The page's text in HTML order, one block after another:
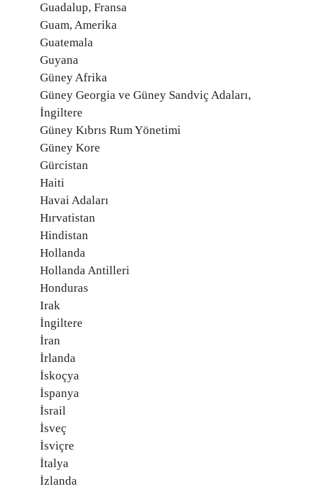
Guadalup, Fransa
Guam, Amerika
Guatemala
Guyana
Güney Afrika
Güney Georgia ve Güney Sandviç Adaları,
İngiltere
Güney Kıbrıs Rum Yönetimi
Güney Kore
Gürcistan
Haiti
Havai Adaları
Hırvatistan
Hindistan
Hollanda
Hollanda Antilleri
Honduras
Irak
İngiltere
İran
İrlanda
İskoçya
İspanya
İsrail
İsveç
İsviçre
İtalya
İzlanda